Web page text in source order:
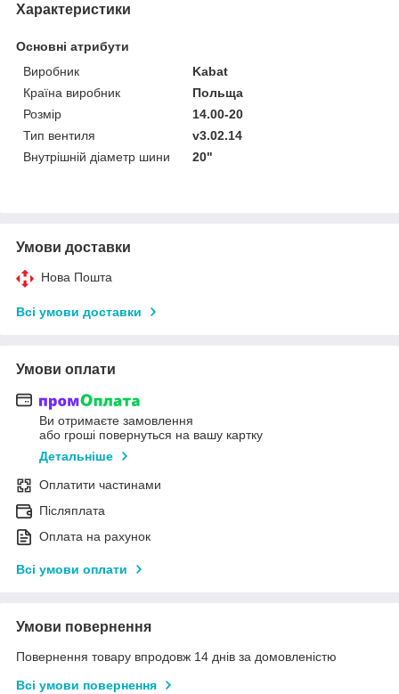
Характеристики
Основні атрибути
Виробник
Kabat
Країна виробник
Польща
Розмір
14.00-20
Тип вентиля
v3.02.14
Внутрішній діаметр шини
20"
Умови доставки
Нова Пошта
Всі умови доставки
Умови оплати
Ви отримаєте замовлення
або гроші повернуться на вашу картку
Детальніше
Оплатити частинами
Післяплата
Оплата на рахунок
Всі умови оплати
Умови повернення
Повернення товару впродовж 14 днів за домовленістю
Всі умови повернення